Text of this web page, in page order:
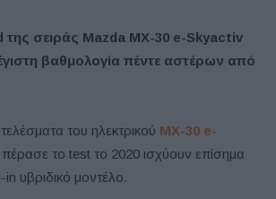
σειράς Mazda MX-30 e-Skyactiv
βαθμολογία πέντε αστέρων από
του ηλεκτρικού MX-30 e-
το test το 2020 ισχύουν επίσημα
in υβριδικό μοντέλο.